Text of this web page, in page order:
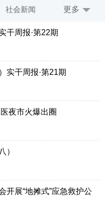
社会新闻 公示公告
更多
干周报·第22期
实干周报·第21期
夜市火爆出圈
）
开展“地摊式”应急救护公